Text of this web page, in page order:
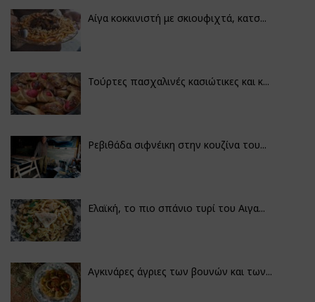
Αίγα κοκκινιστή με σκιουφιχτά, κατσ...
Τούρτες πασχαλινές κασιώτικες και κ...
Ρεβιθάδα σιφνέικη στην κουζίνα του...
Ελαϊκή, το πιο σπάνιο τυρί του Αιγα...
Αγκινάρες άγριες των βουνών και των...